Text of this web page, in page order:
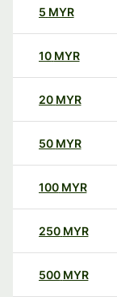
5 MYR
10 MYR
20 MYR
50 MYR
100 MYR
250 MYR
500 MYR